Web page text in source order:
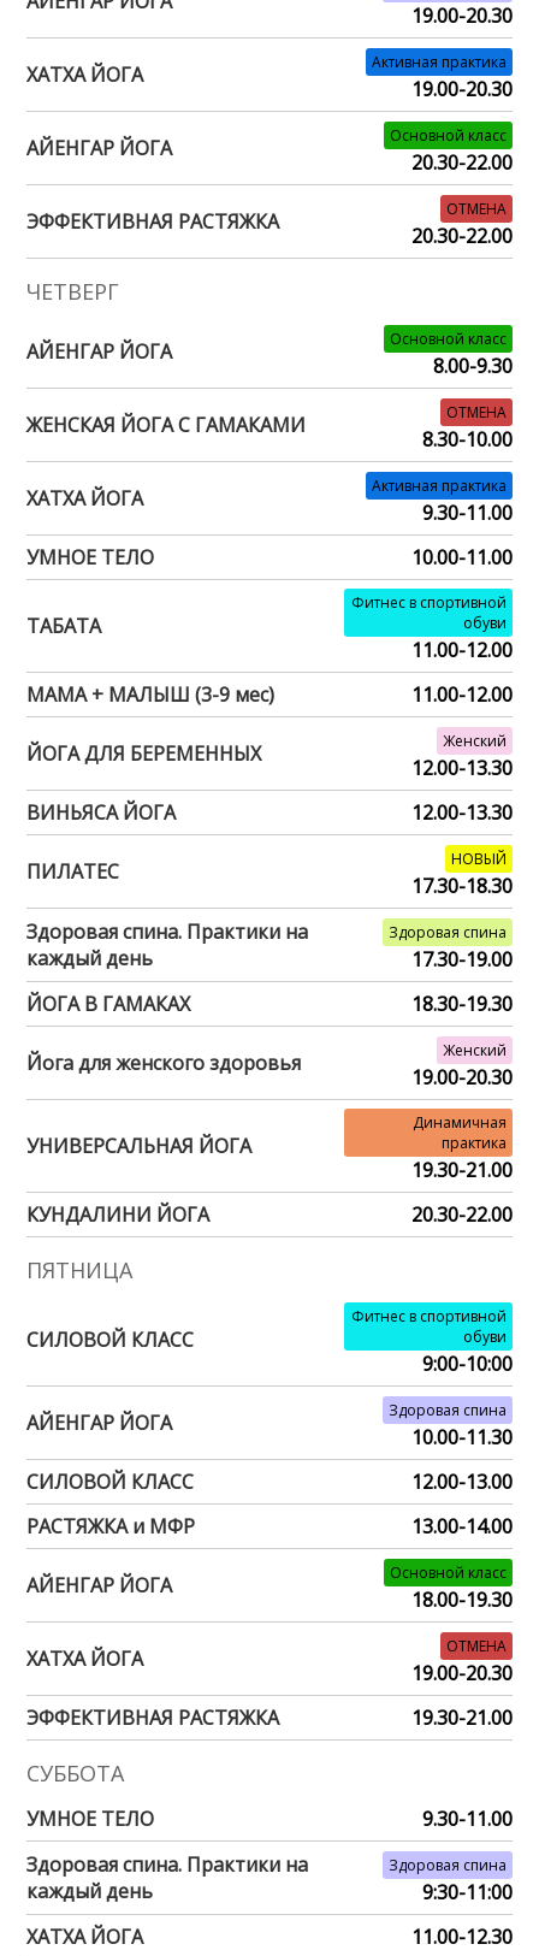
19.00-20.30
ХАТХА ЙОГА Активная практика
19.00-20.30
АЙЕНГАР ЙОГА Основной класс
20.30-22.00
ЭФФЕКТИВНАЯ РАСТЯЖКА ОТМЕНА
20.30-22.00
ЧЕТВЕРГ
АЙЕНГАР ЙОГА Основной класс
8.00-9.30
ЖЕНСКАЯ ЙОГА С ГАМАКАМИ ОТМЕНА
8.30-10.00
ХАТХА ЙОГА Активная практика
9.30-11.00
УМНОЕ ТЕЛО
10.00-11.00
ТАБАТА
Фитнес в спортивной
обуви
11.00-12.00
МАМА + МАЛЫШ (3-9 мес)
11.00-12.00
ЙОГА ДЛЯ БЕРЕМЕННЫХ Женский
12.00-13.30
ВИНЬЯСА ЙОГА
12.00-13.30
ПИЛАТЕС НОВЫЙ
17.30-18.30
Здоровая спина. Практики на
каждый день
Здоровая спина
17.30-19.00
ЙОГА В ГАМАКАХ
18.30-19.30
Йога для женского здоровья Женский
19.00-20.30
УНИВЕРСАЛЬНАЯ ЙОГА
Динамичная
практика
19.30-21.00
КУНДАЛИНИ ЙОГА
20.30-22.00
ПЯТНИЦА
СИЛОВОЙ КЛАСС
Фитнес в спортивной
обуви
9:00-10:00
АЙЕНГАР ЙОГА Здоровая спина
10.00-11.30
СИЛОВОЙ КЛАСС
12.00-13.00
РАСТЯЖКА и МФР
13.00-14.00
АЙЕНГАР ЙОГА Основной класс
18.00-19.30
ХАТХА ЙОГА ОТМЕНА
19.00-20.30
ЭФФЕКТИВНАЯ РАСТЯЖКА
19.30-21.00
СУББОТА
УМНОЕ ТЕЛО
9.30-11.00
Здоровая спина. Практики на
каждый день
Здоровая спина
9:30-11:00
ХАТХА ЙОГА
11.00-12.30